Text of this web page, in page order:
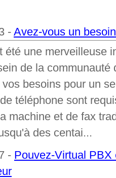
- Avez-vous un
été une merveilleuse
de la
besoins pour un
téléphone sont
machine et de fax
des centai...
- Pouvez-Virtual PBX